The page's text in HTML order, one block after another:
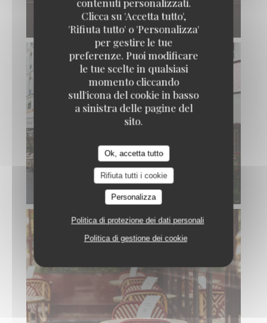
contenuti personalizzati.
Clicca su 'Accetta tutto',
'Rifiuta tutto' o 'Personalizza'
per gestire le tue
preferenze. Puoi modificare
le tue scelte in qualsiasi
momento cliccando
sull'icona del cookie in basso
a sinistra delle pagine del
sito.
Ok, accetta tutto
Rifiuta tutti i cookie
Personalizza
Politica di protezione dei dati personali
Politica di gestione dei cookie